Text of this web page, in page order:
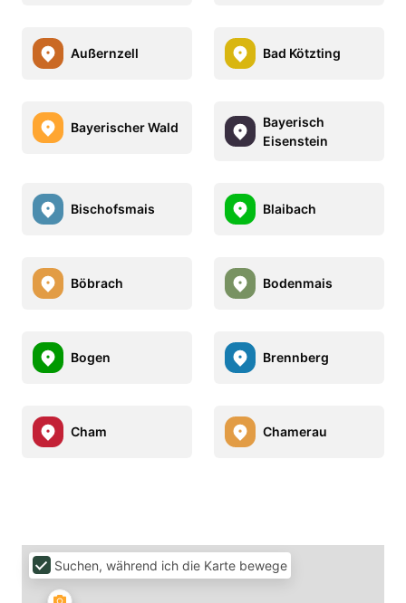
Außernzell Bad Kötzting
Bayerischer Wald
Bayerisch
Eisenstein
Bischofsmais Blaibach
Böbrach Bodenmais
Bogen Brennberg
Cham Chamerau
Suchen, während ich die Karte bewege